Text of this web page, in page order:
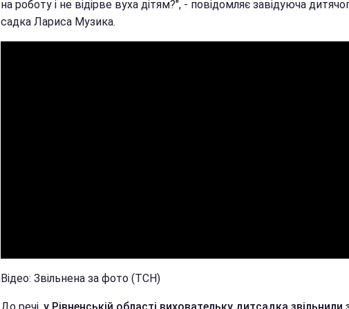
на роботу і не відірве вуха дітям?", - повідомляє завідуюча
садка Лариса Музика.
Відео: Звільнена за фото (ТСН)